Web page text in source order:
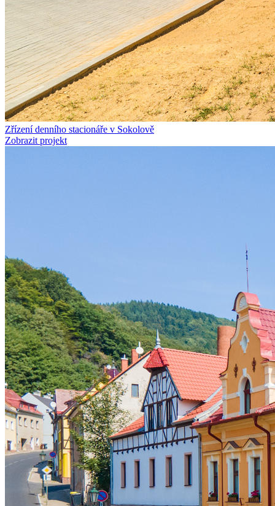
Zřízení denního stacionáře v Sokolově
Zobrazit projekt